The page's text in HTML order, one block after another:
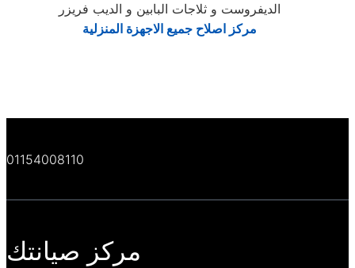
الديفروست و ثلاجات البابين و الديب فريزر
مركز اصلاح جميع الاجهزة المنزلية
01154008110
مركز صيانتك